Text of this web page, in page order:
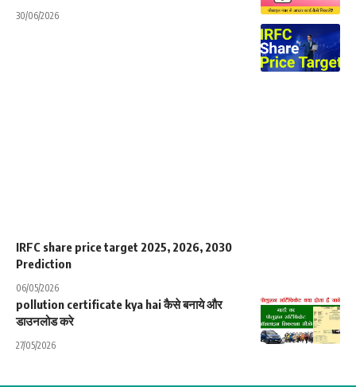
30/06/2026
IRFC share price target 2025, 2026, 2030
Prediction
06/05/2026
pollution certificate kya hai कैसे बनाये और
डाउनलोड करे
27/05/2026